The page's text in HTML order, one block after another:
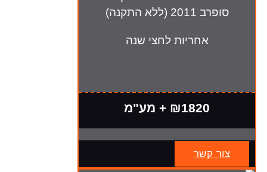
סופרב 2011 (ללא התקנה)
אחריות לחצי שנה
₪1820 + מע"מ
צור קשר